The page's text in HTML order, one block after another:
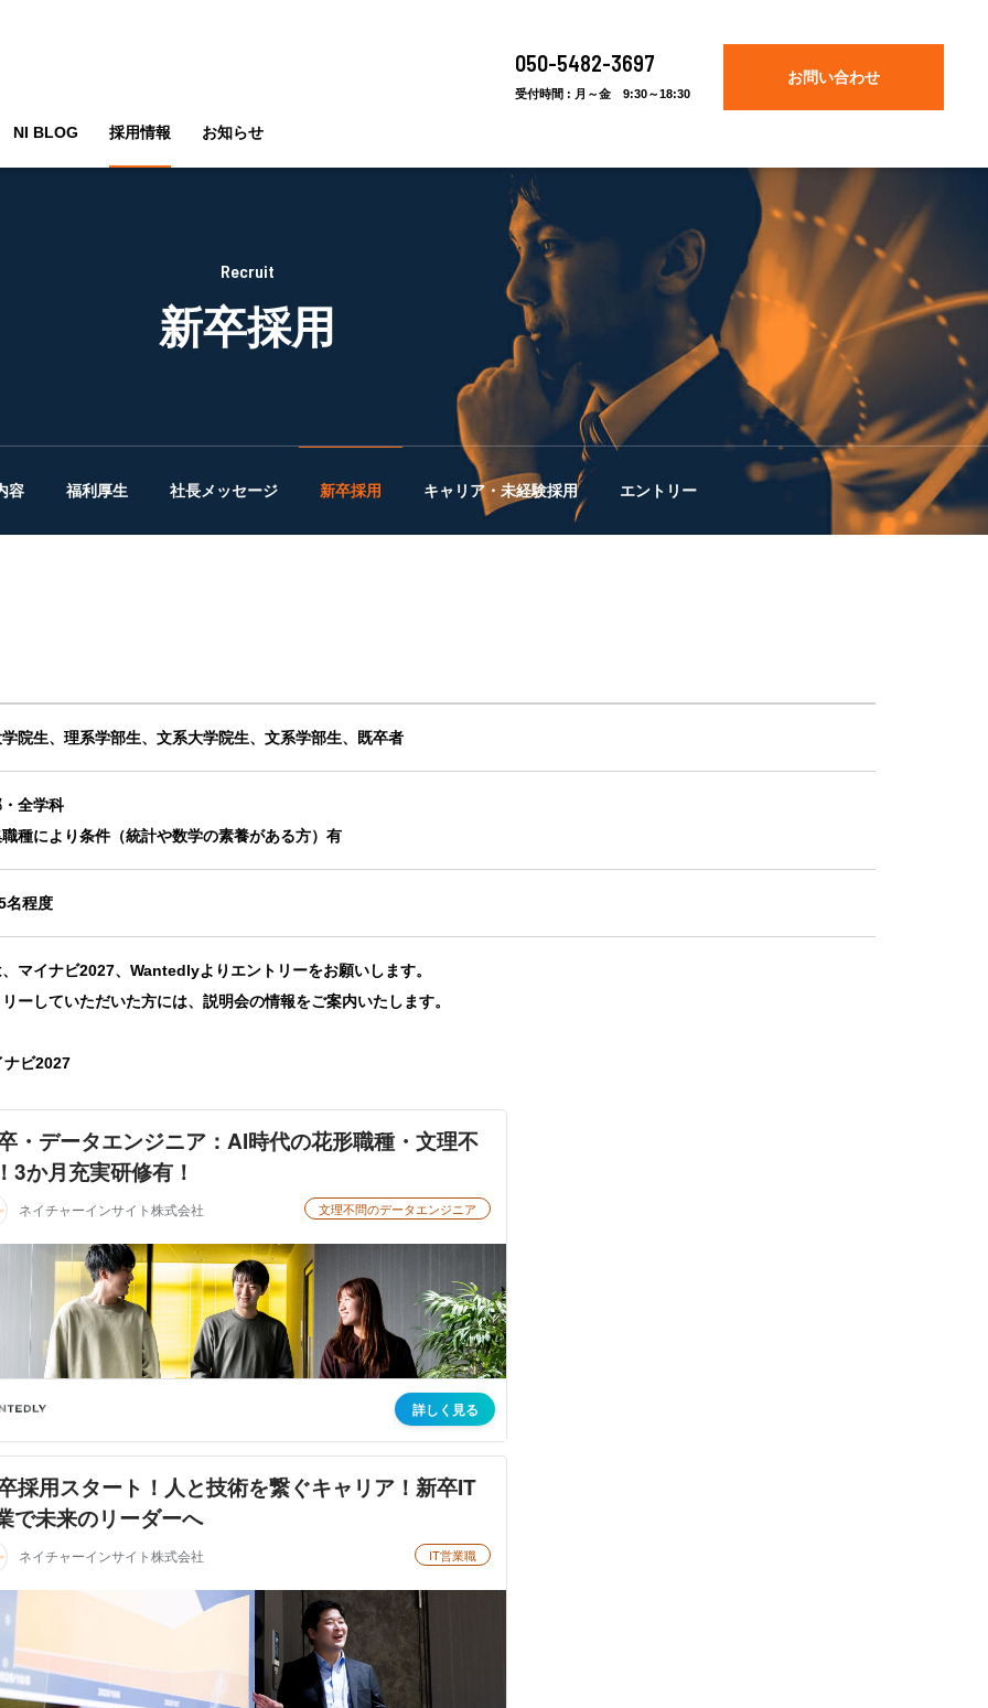
050-5482-3697
受付時間 : 月～金 9:30～18:30
お問い合わせ
NI BLOG 採用情報 お知らせ
Recruit
新卒採用
容 福利厚生 社長メッセージ 新卒採用 キャリア・未経験採用 エントリー
院生、理系学部生、文系大学院生、文系学部生、既卒者
全学科
種により条件（統計や数学の素養がある方）有
名程度
マイナビ2027、Wantedlyよりエントリーをお願いします。
ーしていただいた方には、説明会の情報をご案内いたします。